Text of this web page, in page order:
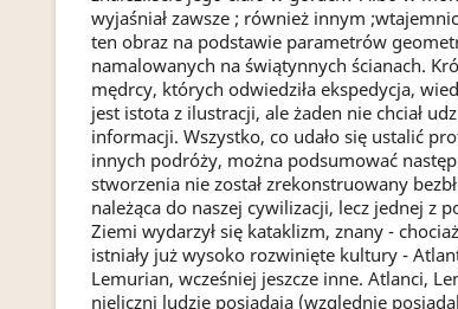
wyjaśniał zawsze ; również innym
ten obraz na podstawie parametrów
namalowanych na świątynnych ścianach.
mędrcy, których odwiedziła ekspedycja,
jest istota z ilustracji, ale żaden nie chciał
informacji. Wszystko, co udało się ustalić
innych podróży, można podsumować
stworzenia nie został zrekonstruowany
należąca do naszej cywilizacji, lecz jednej z
Ziemi wydarzył się kataklizm, znany -
istniały już wysoko rozwinięte kultury -
Lemurian, wcześniej jeszcze inne. Atlanci,
nieliczni ludzie posiadają (względnie